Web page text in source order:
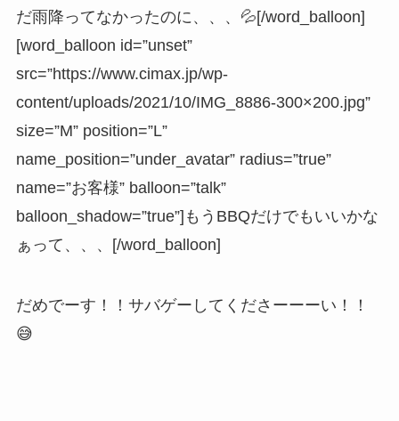
だ雨降ってなかったのに、、、💦[/word_balloon]
[word_balloon id=”unset”
src=”https://www.cimax.jp/wp-
content/uploads/2021/10/IMG_8886-300×200.jpg”
size=”M” position=”L”
name_position=”under_avatar” radius=”true”
name=”お客様” balloon=”talk”
balloon_shadow=”true”]もうBBQだけでもいいかな
ぁって、、、[/word_balloon]
だめでーす！！サバゲーしてくださーーーい！！
😅